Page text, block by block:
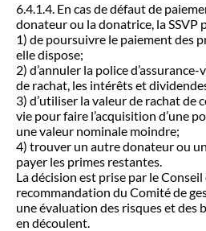
6.4.1.4. En cas de défaut de
donateur ou la donatrice, la SSVP
1) de poursuivre le paiement des
elle dispose;
2) d’annuler la police
de rachat, les intérêts et
3) d’utiliser la valeur de rachat de
vie pour faire l’acquisition d’une
une valeur nominale moindre;
4) trouver un autre donateur ou
payer les primes restantes.
La décision est prise par le
recommandation du Comité de
une évaluation des risques et des
en découlent.